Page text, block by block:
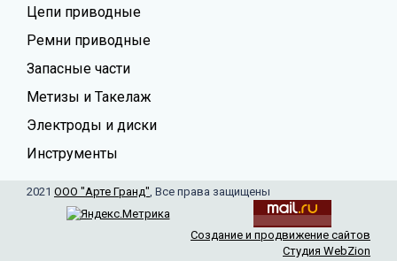
Цепи приводные
Ремни приводные
Запасные части
Метизы и Такелаж
Электроды и диски
Инструменты
2021 ООО "Арте Гранд", Все права защищены
Создание и продвижение сайтов
Студия WebZion